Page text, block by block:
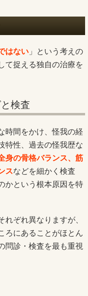
はない 」という考えの
て捉える独自の治療を
検査
時間をかけ、怪我の経
特性、過去の怪我歴な
身の骨格バランス、筋
スなどを細かく検査
かという根本原因を特
ぞれ異なりますが、
ろにあることがほとん
問診・検査を最も重視